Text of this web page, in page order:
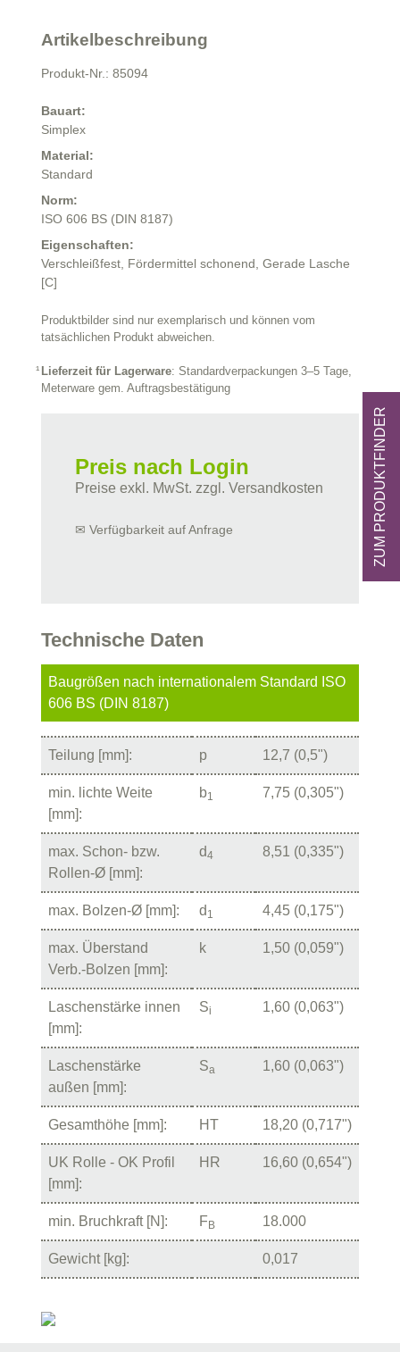
Artikelbeschreibung
Produkt-Nr.: 85094
Bauart:
Simplex
Material:
Standard
Norm:
ISO 606 BS (DIN 8187)
Eigenschaften:
Verschleißfest, Fördermittel schonend, Gerade Lasche
[C]
Produktbilder sind nur exemplarisch und können vom
tatsächlichen Produkt abweichen.
Lieferzeit für Lagerware: Standardverpackungen 3–5 Tage,
Meterware gem. Auftragsbestätigung
Preis nach Login
Preise exkl. MwSt. zzgl. Versandkosten
✉ Verfügbarkeit auf Anfrage
Technische Daten
Baugrößen nach internationalem Standard ISO
606 BS (DIN 8187)
Teilung [mm]: p 12,7 (0,5")
min. lichte Weite
[mm]:
b1 7,75 (0,305")
max. Schon- bzw.
Rollen-Ø [mm]:
d4 8,51 (0,335")
max. Bolzen-Ø [mm]: d 1 4,45 (0,175")
max. Überstand
Verb.-Bolzen [mm]:
k 1,50 (0,059")
Laschenstärke innen
[mm]:
Si 1,60 (0,063")
Laschenstärke
außen [mm]:
Sa 1,60 (0,063")
Gesamthöhe [mm]: HT 18,20 (0,717")
UK Rolle - OK Profil
[mm]:
HR 16,60 (0,654")
min. Bruchkraft [N]: F B 18.000
Gewicht [kg]: 0,017
ZUM PRODUKTFINDER